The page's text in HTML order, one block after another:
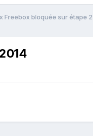
Freebox bloquée sur étape